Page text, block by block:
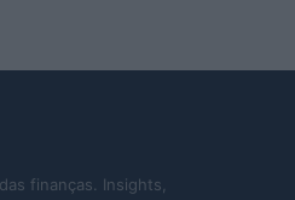
finanças. Insights,